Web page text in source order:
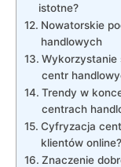
‍istotne?
Nowatorskie
handlowych
Wykorzystanie
centr
Trendy w
centrach
Cyfryzacja
klientów online?
Znaczenie